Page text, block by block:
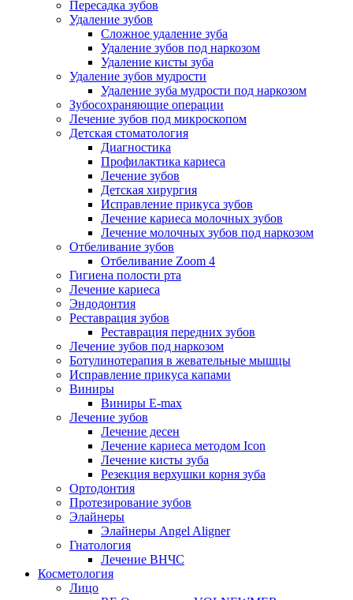
Пересадка зубов
Удаление зубов
Сложное удаление зуба
Удаление зубов под наркозом
Удаление кисты зуба
Удаление зубов мудрости
Удаление зуба мудрости под наркозом
Зубосохраняющие операции
Лечение зубов под микроскопом
Детская стоматология
Диагностика
Профилактика кариеса
Лечение зубов
Детская хирургия
Исправление прикуса зубов
Лечение кариеса молочных зубов
Лечение молочных зубов под наркозом
Отбеливание зубов
Отбеливание Zoom 4
Гигиена полости рта
Лечение кариеса
Эндодонтия
Реставрация зубов
Реставрация передних зубов
Лечение зубов под наркозом
Ботулинотерапия в жевательные мышцы
Исправление прикуса капами
Виниры
Виниры E-max
Лечение зубов
Лечение десен
Лечение кариеса методом Icon
Лечение кисты зуба
Резекция верхушки корня зуба
Ортодонтия
Протезирование зубов
Элайнеры
Элайнеры Angel Aligner
Гнатология
Лечение ВНЧС
Косметология
Лицо